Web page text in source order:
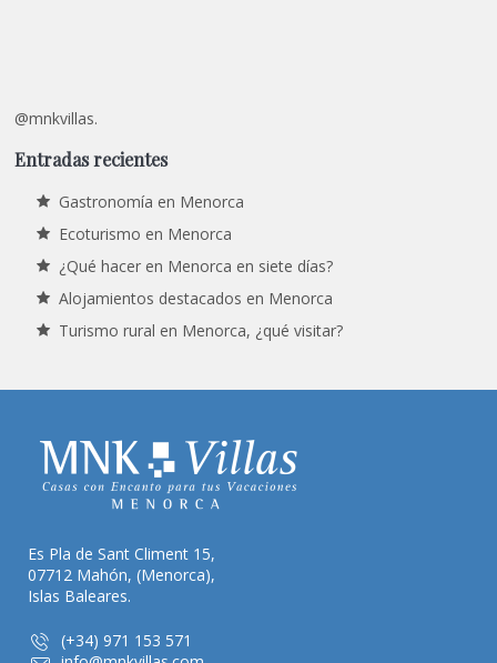
@mnkvillas.
Entradas recientes
Gastronomía en Menorca
Ecoturismo en Menorca
¿Qué hacer en Menorca en siete días?
Alojamientos destacados en Menorca
Turismo rural en Menorca, ¿qué visitar?
Es Pla de Sant Climent 15,
07712 Mahón, (Menorca),
Islas Baleares.
(+34) 971 153 571